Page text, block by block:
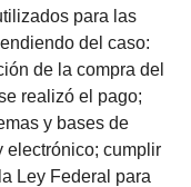
para las
del caso:
de la compra del
realizó el pago;
y bases de
electrónico; cumplir
Ley Federal para